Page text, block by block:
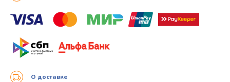
О доставке